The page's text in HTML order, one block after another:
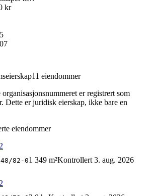
kr
11 eiendommer
er registrert som
Dette er juridisk eierskap, ikke bare en
eiendommer
82-01 349 m²Kontrollert3. aug. 2026